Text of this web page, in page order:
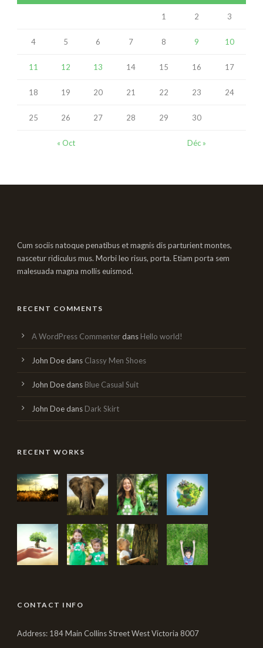
« Oct Déc »
1 2 3
4 5 6 7 8 9 10
11 12 13 14 15 16 17
18 19 20 21 22 23 24
25 26 27 28 29 30
Cum sociis natoque penatibus et magnis dis parturient montes,
nascetur ridiculus mus. Morbi leo risus, porta. Etiam porta sem
malesuada magna mollis euismod.
RECENT COMMENTS
A WordPress Commenterdans Hello world!
John Doedans Classy Men Shoes
John Doedans Blue Casual Suit
John Doedans Dark Skirt
RECENT WORKS
CONTACT INFO
Address: 184 Main Collins Street West Victoria 8007